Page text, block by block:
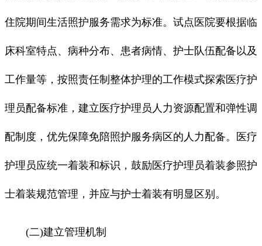
住院期间生活照护服务需求为标准。试点医院要根据临
床科室特点、病种分布、患者病情、护士队伍配备以及
工作量等，按照责任制整体护理的工作模式探索医疗护
理员配备标准，建立医疗护理员人力资源配置和弹性调
配制度，优先保障免陪照护服务病区的人力配备。医疗
护理员应统一着装和标识，鼓励医疗护理员着装参照护
士着装规范管理，并应与护士着装有明显区别。
(二)建立管理机制